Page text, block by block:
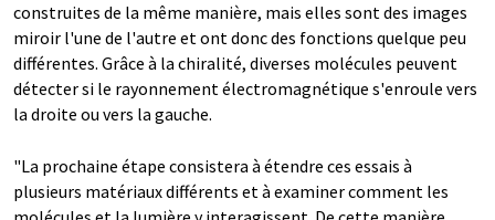
construites de la même manière, mais elles sont des images
miroir l'une de l'autre et ont donc des fonctions quelque peu
différentes. Grâce à la chiralité, diverses molécules peuvent
détecter si le rayonnement électromagnétique s'enroule vers
la droite ou vers la gauche.
"La prochaine étape consistera à étendre ces essais à
plusieurs matériaux différents et à examiner comment les